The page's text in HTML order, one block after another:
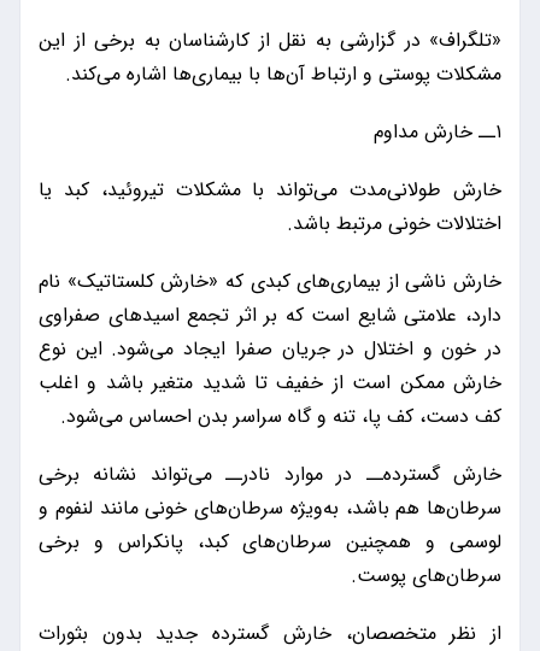
«تلگراف» در گزارشی به نقل از کارشناسان به برخی از این
مشکلات پوستی و ارتباط آن‌ها با بیماری‌ها اشاره می‌کند.
۱ــ خارش مداوم
خارش طولانی‌مدت می‌تواند با مشکلات تیروئید، کبد یا
اختلالات خونی مرتبط باشد.
خارش ناشی از بیماری‌های کبدی که «خارش کلستاتیک» نام
دارد، علامتی شایع است که بر اثر تجمع اسیدهای صفراوی
در خون و اختلال در جریان صفرا ایجاد می‌شود. این نوع
خارش ممکن است از خفیف تا شدید متغیر باشد و اغلب
کف دست، کف پا، تنه و گاه سراسر بدن احساس می‌شود.
خارش گسترده‌ــ در موارد نادرــ می‌تواند نشانه برخی
سرطان‌ها هم باشد، به‌ویژه سرطان‌های خونی مانند لنفوم و
لوسمی و همچنین سرطان‌های کبد، پانکراس و برخی
سرطان‌های پوست.
از نظر متخصصان، خارش گسترده جدید بدون بثورات